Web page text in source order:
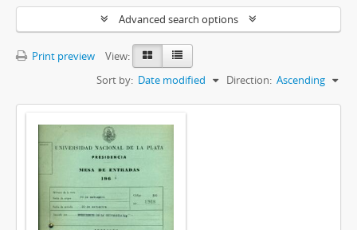
Advanced search options
Print preview
View:
Sort by: Date modified Direction: Ascending